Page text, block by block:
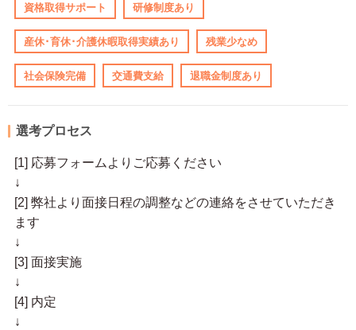
資格取得サポート 研修制度あり
産休･育休･介護休暇取得実績あり 残業少なめ
社会保険完備 交通費支給 退職金制度あり
選考プロセス
[1] 応募フォームよりご応募ください
↓
[2] 弊社より面接日程の調整などの連絡をさせていただき
ます
↓
[3] 面接実施
↓
[4] 内定
↓